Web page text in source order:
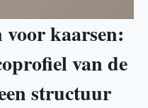
kaarsen:
van de
structuur